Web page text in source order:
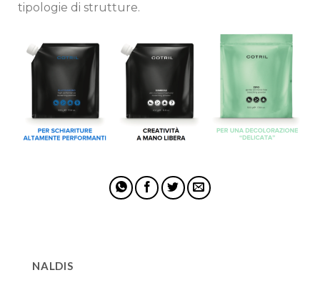
tipologie di strutture.
NALDIS